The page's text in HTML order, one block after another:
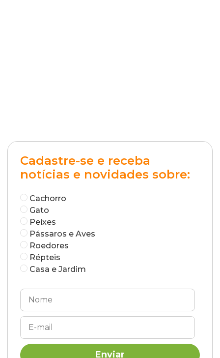
Cadastre-se e receba
notícias e novidades sobre:
Cachorro
Gato
Peixes
Pássaros e Aves
Roedores
Répteis
Casa e Jardim